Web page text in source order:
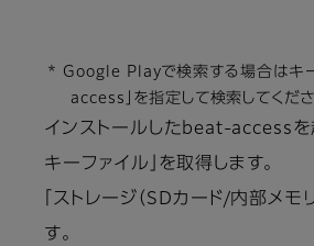
* Google Playで検索する場合はキ
access」を指定して検索してくださ
インストールしたbeat-accessを
キーファイル」を取得します。
「ストレージ（SDカード/内部メモ
す。